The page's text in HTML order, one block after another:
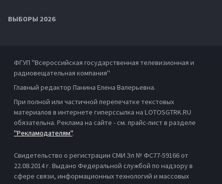
ВЫБОРЫ 2026
ФГУП "Всероссийская государственная телевизионная и
радиовещательная компания"
Главный редактор Панина Елена Валерьевна.
При полной или частичной перепечатке текстовых
материалов в интернете гиперссылка на LOTOSGTRK.RU
обязательна. Реклама на сайте - см. прайс-лист в разделе
"Рекламодателям".
Свидетельство о регистрации СМИ Эл № ФС77-59166 от
22.08.2014 г. Выдано Федеральной службой по надзору в
сфере связи, информационных технологий и массовых